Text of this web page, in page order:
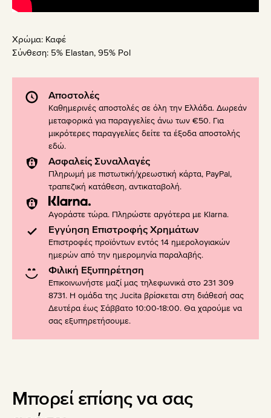
Χρώμα: Καφέ
Σύνθεση: 5% Elastan, 95% Pol
Αποστολές
Καθημερινές αποστολές σε όλη την Ελλάδα. Δωρεάν
μεταφορικά για παραγγελίες άνω των €50. Για
μικρότερες παραγγελίες δείτε τα έξοδα αποστολής
εδώ.
Ασφαλείς Συναλλαγές
Πληρωμή με πιστωτική/χρεωστική κάρτα, PayPal,
τραπεζική κατάθεση, αντικαταβολή.
Αγοράστε τώρα. Πληρώστε αργότερα με Klarna.
Εγγύηση Επιστροφής Χρημάτων
Επιστροφές προϊόντων εντός 14 ημερολογιακών
ημερών από την ημερομηνία παραλαβής.
Φιλική Εξυπηρέτηση
Επικοινωνήστε μαζί μας τηλεφωνικά στο 231 309
8731. Η ομάδα της Jucita βρίσκεται στη διάθεσή σας
Δευτέρα έως Σάββατο 10:00-18:00. Θα χαρούμε να
σας εξυπηρετήσουμε.
Μπορεί επίσης να σας